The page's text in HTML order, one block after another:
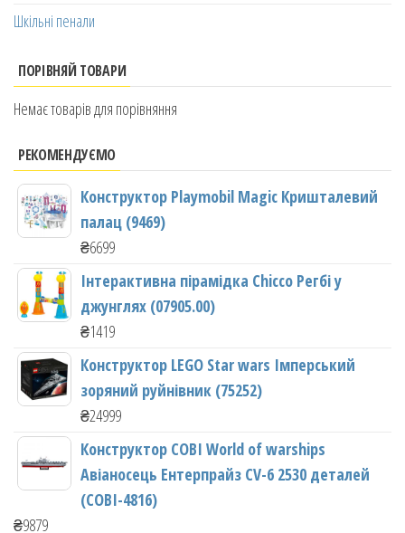
Шкільні пенали
ПОРІВНЯЙ ТОВАРИ
Немає товарів для порівняння
РЕКОМЕНДУЄМО
Конструктор Playmobil Magic Кришталевий
палац (9469)
₴6699
Інтерактивна пірамідка Chicco Регбі у
джунглях (07905.00)
₴1419
Конструктор LEGO Star wars Імперський
зоряний руйнівник (75252)
₴24999
Конструктор COBI World of warships
Авіаносець Ентерпрайз CV-6 2530 деталей
(COBI-4816)
₴9879